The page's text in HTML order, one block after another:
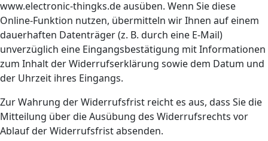
www.electronic-thingks.de ausüben. Wenn Sie diese
Online-Funktion nutzen, übermitteln wir Ihnen auf einem
dauerhaften Datenträger (z. B. durch eine E-Mail)
unverzüglich eine Eingangsbestätigung mit Informationen
zum Inhalt der Widerrufserklärung sowie dem Datum und
der Uhrzeit ihres Eingangs.
Zur Wahrung der Widerrufsfrist reicht es aus, dass Sie die
Mitteilung über die Ausübung des Widerrufsrechts vor
Ablauf der Widerrufsfrist absenden.